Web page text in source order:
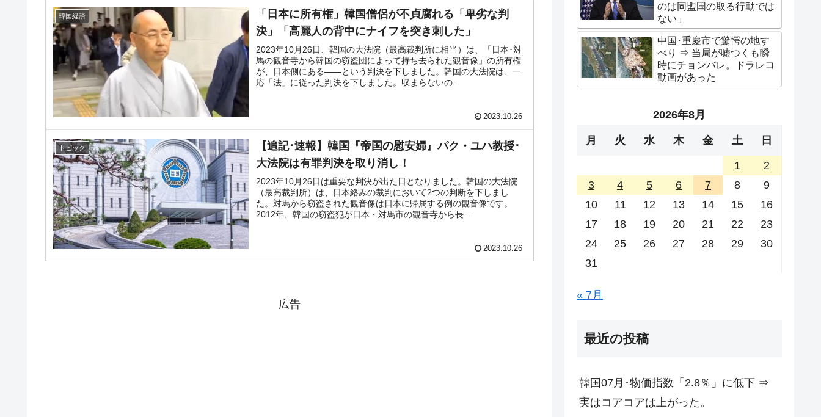
『Money1』
韓国政府『BYD』車への補助金を全廃 ⇒ 実は韓国で『BYD』車は売れている。6カ月で対前年同期比
1.9倍！
『Money1』
在韓米国大使スティールが着韓！⇒ さっそく空港に詰めかけ「出て行け！」「極右勢力」のプラカー
ドを掲げる「在韓反米勢力」
『Money1』 韓国政府「2035年までに18.4GW規模のAIデータセンター整備」⇒ だから無理だってば。
韓国経済
「日本に所有権」韓国僧侶が不貞腐れる「卑劣な判
決」「高麗人の背中にナイフを突き刺した」
2023年10月26日、韓国の大法院（最高裁判所に相当）は、「日本･対
馬の観音寺から韓国の窃盗団によって持ち去られた観音像」の所有権
が、日本側にある――という判決を下しました。韓国の大法院は、一
応「法」に従った判決を下しました。収まらないの...
2023.10.26
トピック
【追記･速報】韓国『帝国の慰安婦』パク・ユハ教授･
大法院は有罪判決を取り消し！
2023年10月26日は重要な判決が出た日となりました。韓国の大法院
（最高裁判所）は、日本絡みの裁判において2つの判断を下しまし
た。対馬から窃盗された観音像は日本に帰属する例の観音像です。
2012年、韓国の窃盗犯が日本・対馬市の観音寺から長...
2023.10.26
広告
のは同盟国の取る行動では
ない」
中国･重慶市で驚愕の地す
べり ⇒ 当局が嘘つくも瞬
時にチョンバレ。ドラレコ
動画があった
2026年8月
月 火 水 木 金 土 日
1
2
3
4 5 6 7 8
9
10
11 12 13 14 15
16
17
18 19 20 21 22
23
24
25 26 27 28 29
30
31
« 7月
最近の投稿
韓国07月･物価指数「2.8％」に低下 ⇒
実はコアコアは上がった。